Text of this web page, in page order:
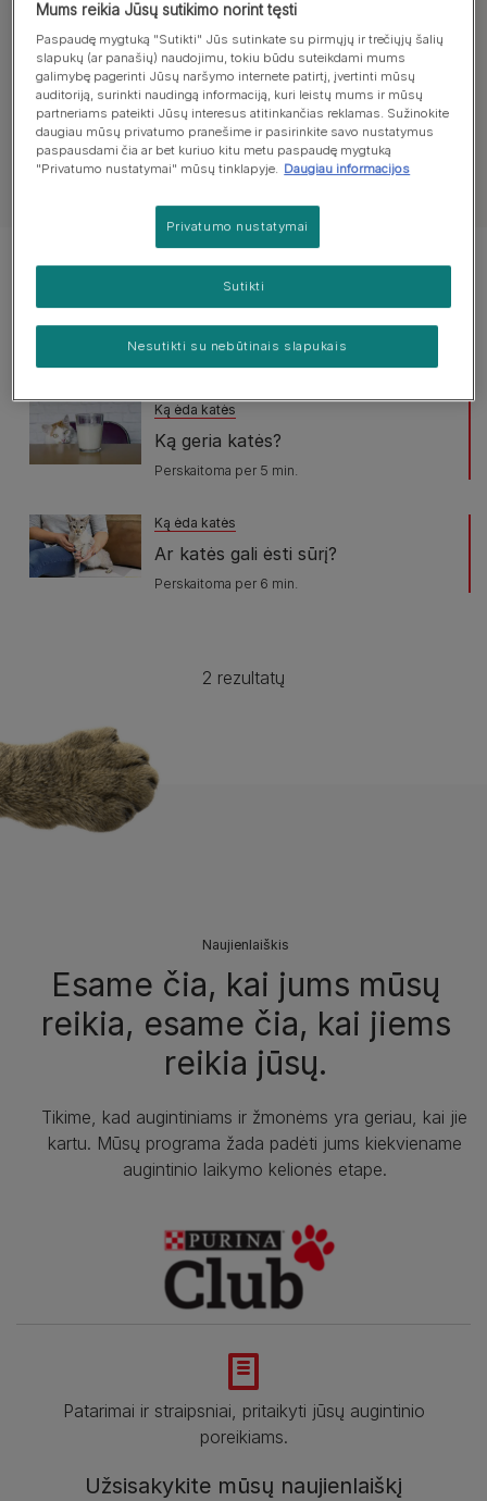
Visi straipsniai apie šėrimą Šėrimo
Žiūrėti visus straipsnius apie kates
Rodomi 2 iš 2 straipsnių
Populiarūs straipsniai:
Ką ėda katės
Ką geria katės?
Perskaitoma per 5 min.
Ką ėda katės
Ar katės gali ėsti sūrį?
Perskaitoma per 6 min.
2 rezultatų
Naujienlaiškis
Esame čia, kai jums mūsų
reikia, esame čia, kai jiems
reikia jūsų.
Tikime, kad augintiniams ir žmonėms yra geriau, kai jie
kartu. Mūsų programa žada padėti jums kiekviename
augintinio laikymo kelionės etape.
Patarimai ir straipsniai, pritaikyti jūsų augintinio
poreikiams.
Užsisakykite mūsų naujienlaiškį
Mums reikia Jūsų sutikimo norint tęsti
Paspaudę mygtuką "Sutikti" Jūs sutinkate su pirmųjų ir trečiųjų šalių
slapukų (ar panašių) naudojimu, tokiu būdu suteikdami mums
galimybę pagerinti Jūsų naršymo internete patirtį, įvertinti mūsų
auditoriją, surinkti naudingą informaciją, kuri leistų mums ir mūsų
partneriams pateikti Jūsų interesus atitinkančias reklamas. Sužinokite
daugiau mūsų privatumo pranešime ir pasirinkite savo nustatymus
paspausdami čia ar bet kuriuo kitu metu paspaudę mygtuką
"Privatumo nustatymai" mūsų tinklapyje. Daugiau informacijos
Privatumo nustatymai
Nesutikti su nebūtinais slapukais
Sutikti